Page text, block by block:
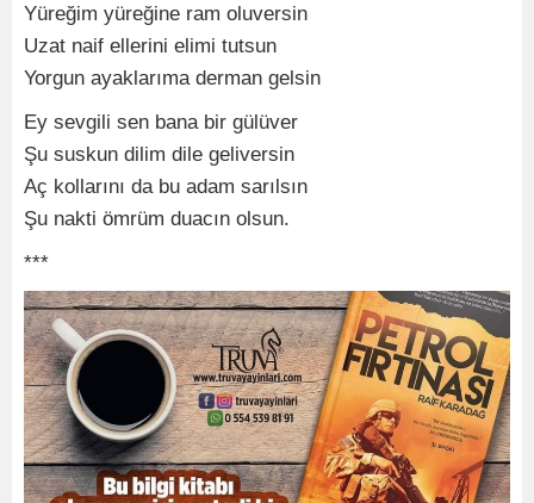
Yüreğim yüreğine ram oluversin
Uzat naif ellerini elimi tutsun
Yorgun ayaklarıma derman gelsin
Ey sevgili sen bana bir gülüver
Şu suskun dilim dile geliversin
Aç kollarını da bu adam sarılsın
Şu nakti ömrüm duacın olsun.
***